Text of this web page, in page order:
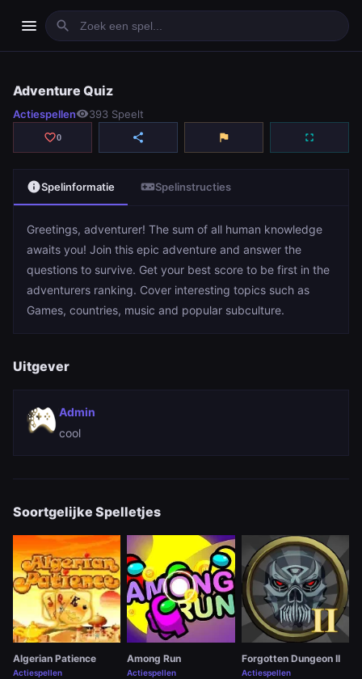
menu search
play_arrowSpelen
Adventure Quiz
Actiespellenvisibility393 Speelt
favorite_border0 share flag fullscreen
infoSpelinformatie videogame_assetSpelinstructies
Greetings, adventurer! The sum of all human knowledge
awaits you! Join this epic adventure and answer the
questions to survive. Get your best score to be first in the
adventurers ranking. Cover interesting topics such as
Games, countries, music and popular subculture.
Uitgever
Admin
cool
Soortgelijke Spelletjes
Algerian Patience
Actiespellen
Among Run
Actiespellen
Forgotten Dungeon II
Actiespellen